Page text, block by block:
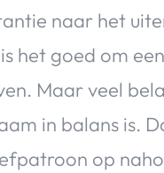
VALERIE'S CHOICE
Travel
Lifestyle
naar het
het goed om
Maar veel
in balans is.
op